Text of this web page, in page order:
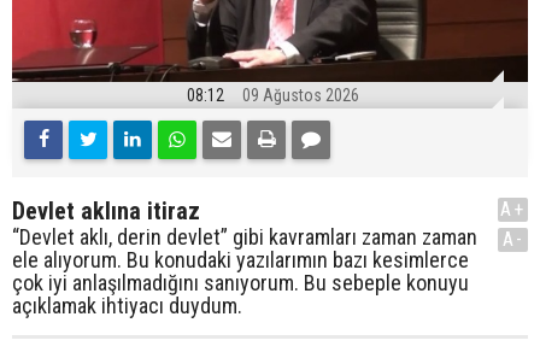
08:12 09 Ağustos 2026
Devlet aklına itiraz
“Devlet aklı, derin devlet” gibi kavramları zaman zaman
ele alıyorum. Bu konudaki yazılarımın bazı kesimlerce
çok iyi anlaşılmadığını sanıyorum. Bu sebeple konuyu
açıklamak ihtiyacı duydum.
A+
A-